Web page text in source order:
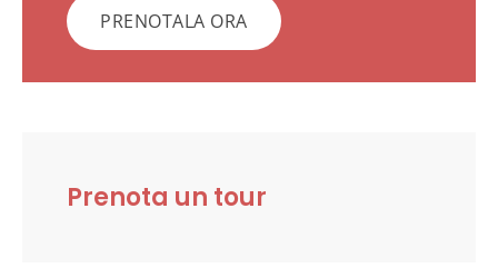
PRENOTALA ORA
Prenota un tour